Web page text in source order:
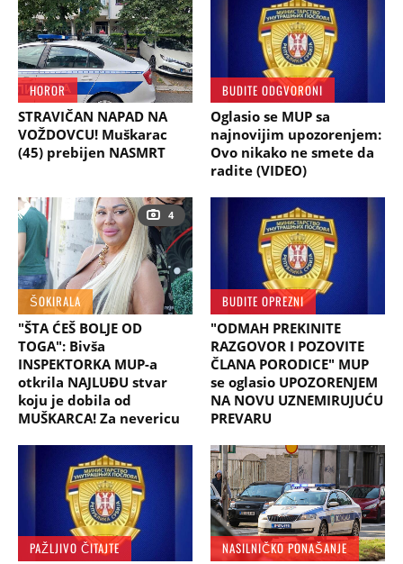
HOROR
STRAVIČAN NAPAD NA
VOŽDOVCU! Muškarac
(45) prebijen NASMRT
BUDITE ODGVORONI
Oglasio se MUP sa
najnovijim upozorenjem:
Ovo nikako ne smete da
radite (VIDEO)
4
ŠOKIRALA
"ŠTA ĆEŠ BOLJE OD
TOGA": Bivša
INSPEKTORKA MUP-a
otkrila NAJLUĐU stvar
koju je dobila od
MUŠKARCA! Za nevericu
BUDITE OPREZNI
"ODMAH PREKINITE
RAZGOVOR I POZOVITE
ČLANA PORODICE" MUP
se oglasio UPOZORENJEM
NA NOVU UZNEMIRUJUĆU
PREVARU
PAŽLJIVO ČITAJTE
NASILNIČKO PONAŠANJE